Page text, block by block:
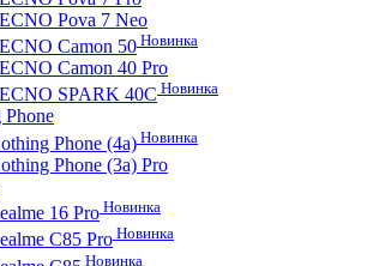
Pova 7 Neo
Camon 50 Новинка
Camon 40 Pro
SPARK 40C Новинка
Phone (4a) Новинка
Phone (3a) Pro
16 ProНовинка
C85 ProНовинка
Новинка